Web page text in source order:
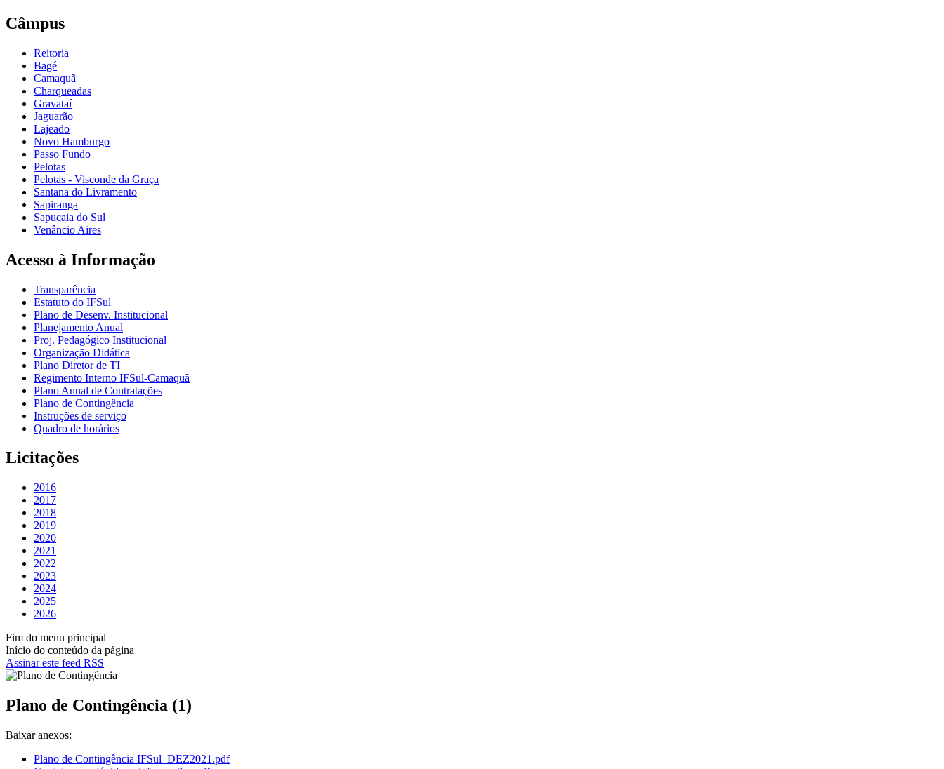
Câmpus
Reitoria
Bagé
Camaquã
Charqueadas
Gravataí
Jaguarão
Lajeado
Novo Hamburgo
Passo Fundo
Pelotas
Pelotas - Visconde da Graça
Santana do Livramento
Sapiranga
Sapucaia do Sul
Venâncio Aires
Acesso à Informação
Transparência
Estatuto do IFSul
Plano de Desenv. Institucional
Planejamento Anual
Proj. Pedagógico Institucional
Organização Didática
Plano Diretor de TI
Regimento Interno IFSul-Camaquã
Plano Anual de Contratações
Plano de Contingência
Instruções de serviço
Quadro de horários
Licitações
2016
2017
2018
2019
2020
2021
2022
2023
2024
2025
2026
Fim do menu principal
Início do conteúdo da página
Assinar este feed RSS
Plano de Contingência (1)
Baixar anexos:
Plano de Contingência IFSul_DEZ2021.pdf